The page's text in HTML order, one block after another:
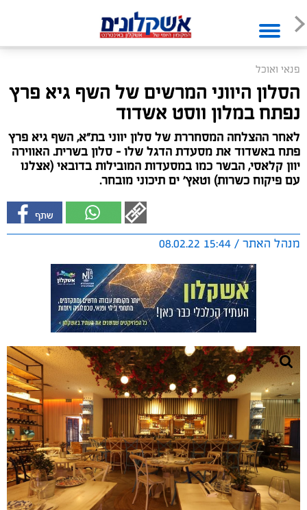
פנאי ואוכל
הסלון היווני המרשים של השף גיא פרץ
נפתח במלון ווסט אשדוד
לאחר ההצלחה המסחררת של סלון יווני בת"א, השף גיא פרץ
פתח באשדוד את מסעדת הדגל שלו - סלון בשרית. האווירה
יוון קלאסי, הבשר כמו במסעדות המובילות בדובאי (אצלנו
עם פיקוח כשרות) וטאץ' ים תיכוני מובחר.
מנהל האתר / 15:44 08.02.22